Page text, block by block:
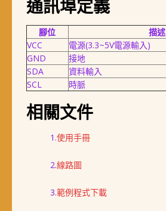
通訊埠定義
腳位
描述
VCC
電源(3.3~5V電源輸入)
GND
接地
SDA
資料輸入
SCL
時脈
相關文件
1.使用手冊
2.線路圖
3.範例程式下載